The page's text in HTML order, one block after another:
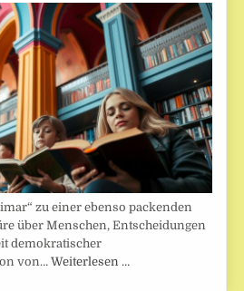
zu einer ebenso packenden
über Menschen, Entscheidungen
demokratischer
von…Weiterlesen …